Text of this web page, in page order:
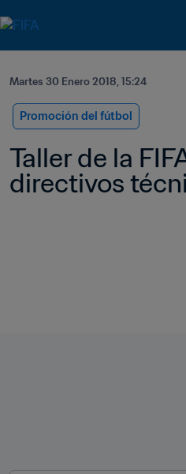
Martes 30 Enero 2018, 15:24
Promoción del fútbol
Taller de la
directivos